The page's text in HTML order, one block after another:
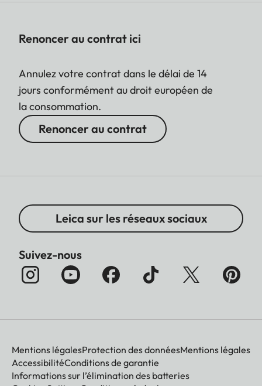
Renoncer au contrat ici
Annulez votre contrat dans le délai de 14
jours conformément au droit européen de
la consommation.
Renoncer au contrat
Leica sur les réseaux sociaux
Suivez-nous
Mentions légalesProtection des donnéesMentions légales
AccessibilitéConditions de garantie
Informations sur l’élimination des batteries